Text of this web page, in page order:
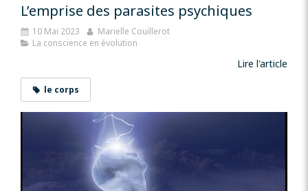
L’emprise des parasites psychiques
10 Mai 2023
Marielle Couillerot
La conscience en évolution
Lire l'article
le corps